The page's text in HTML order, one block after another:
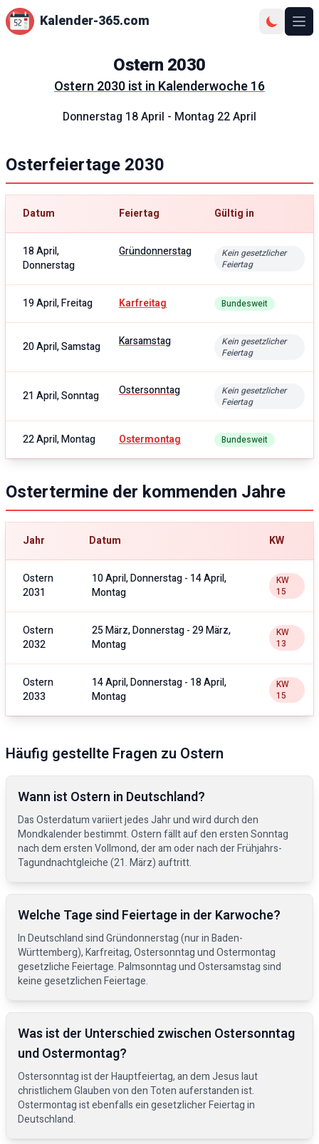
Kalender-365.com
Ostern 2030
Ostern2030ist in Kalenderwoche16
Donnerstag 18 April - Montag 22 April
Osterfeiertage 2030
Datum Feiertag Gültig in
18 April,
Donnerstag
Gründonnerstag
Kein gesetzlicher
Feiertag
19 April, Freitag Karfreitag Bundesweit
20 April, Samstag Karsamstag
Kein gesetzlicher
Feiertag
21 April, Sonntag Ostersonntag
Kein gesetzlicher
Feiertag
22 April, Montag Ostermontag Bundesweit
Ostertermine der kommenden Jahre
Jahr Datum KW
Ostern
2031
10 April, Donnerstag- 14 April,
Montag
KW
15
Ostern
2032
25 März, Donnerstag-29 März,
Montag
KW
13
Ostern
2033
14 April, Donnerstag- 18 April,
Montag
KW
15
Häufig gestellte Fragen zu Ostern
Wann ist Ostern in Deutschland?
Das Osterdatum variiert jedes Jahr und wird durch den
Mondkalender bestimmt. Ostern fällt auf den ersten Sonntag
nach dem ersten Vollmond, der am oder nach der Frühjahrs-
Tagundnachtgleiche (21. März) auftritt.
Welche Tage sind Feiertage in der Karwoche?
In Deutschland sind Gründonnerstag (nur in Baden-
Württemberg), Karfreitag, Ostersonntag und Ostermontag
gesetzliche Feiertage. Palmsonntag und Ostersamstag sind
keine gesetzlichen Feiertage.
Was ist der Unterschied zwischen Ostersonntag
und Ostermontag?
Ostersonntag ist der Hauptfeiertag, an dem Jesus laut
christlichem Glauben von den Toten auferstanden ist.
Ostermontag ist ebenfalls ein gesetzlicher Feiertag in
Deutschland.